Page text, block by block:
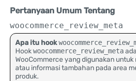
Pertanyaan Umum Tentang
woocommerce_review_meta
Apa itu hook
Hookwoocommerce_review_meta
WooCommerce yang digunakan
atau informasi tambahan pada area
produk.